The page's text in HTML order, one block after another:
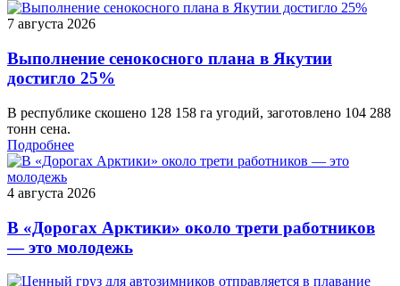
7 августа 2026
Выполнение сенокосного плана в Якутии
достигло 25%
В республике скошено 128 158 га угодий, заготовлено 104 288
тонн сена.
Подробнее
4 августа 2026
В «Дорогах Арктики» около трети работников
— это молодежь